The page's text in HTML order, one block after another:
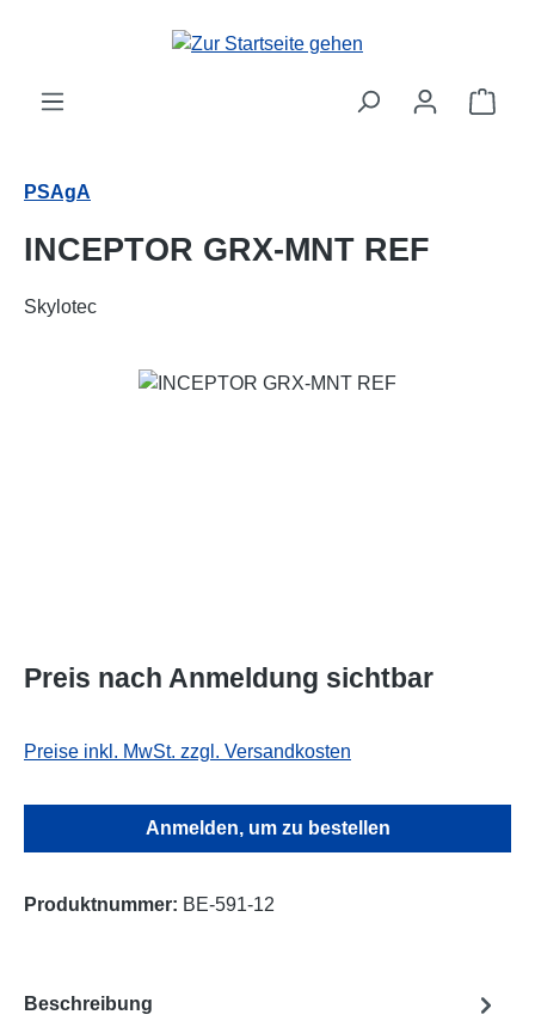
Zum Hauptinhalt springen
PSAgA
INCEPTOR GRX-MNT REF
Skylotec
Bildergalerie überspringen
Preis nach Anmeldung sichtbar
Preise inkl. MwSt. zzgl. Versandkosten
Anmelden, um zu bestellen
Produktnummer: BE-591-12
Beschreibung